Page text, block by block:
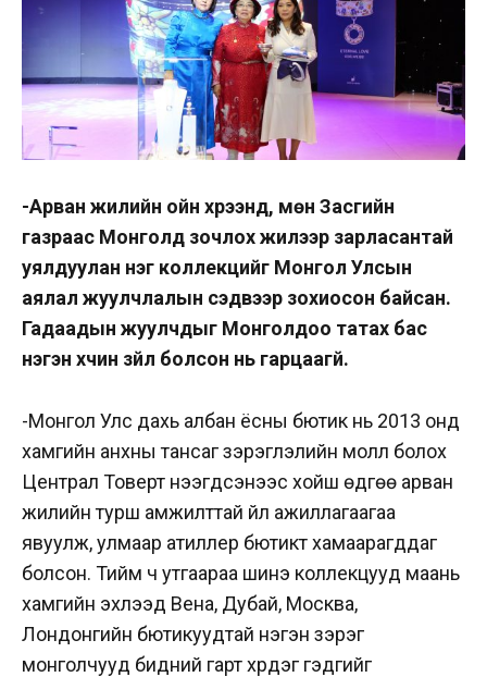
-Арван жилийн ойн хүрээнд, мөн Засгийн
газраас Монголд зочлох жилээр зарласантай
уялдуулан нэг коллекцийг Монгол Улсын
аялал жуулчлалын сэдвээр зохиосон байсан.
Гадаадын жуулчдыг Монголдоо татах бас
нэгэн хүчин зүйл болсон нь гарцаагүй.
-Монгол Улс дахь албан ёсны бютик нь 2013 онд
хамгийн анхны тансаг зэрэглэлийн молл болох
Централ Товерт нээгдсэнээс хойш өдгөө арван
жилийн турш амжилттай үйл ажиллагаагаа
явуулж, улмаар атиллер бютикт хамаарагддаг
болсон. Тийм ч утгаараа шинэ коллекцууд маань
хамгийн эхлээд Вена, Дубай, Москва,
Лондонгийн бютикуудтай нэгэн зэрэг
монголчууд бидний гарт хүрдэг гэдгийг